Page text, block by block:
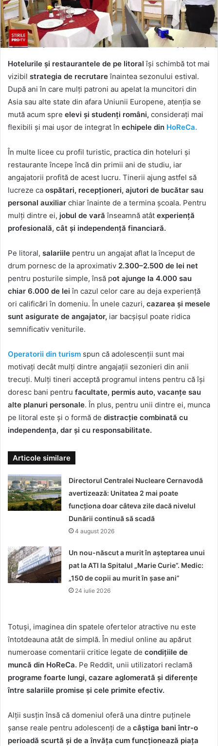
Hotelurile și restaurantele de pe litoral își schimbă tot mai
vizibil strategia de recrutareînaintea sezonului estival.
După ani în care mulți patroni au apelat la muncitori din
Asia sau alte state din afara Uniunii Europene, atenția se
mută acum spre elevi și studenți români, considerați mai
flexibili și mai ușor de integrat în echipele din HoReCa.
În multe licee cu profil turistic, practica din hoteluri și
restaurante începe încă din primii ani de studiu, iar
angajatorii profită de acest lucru. Tinerii ajung astfel să
lucreze ca ospătari, recepționeri, ajutori de bucătar sau
personal auxiliar chiar înainte de a termina școala. Pentru
mulți dintre ei, jobul de vară înseamnă atât experiență
profesională, cât și independență financiară.
Pe litoral, salariile pentru un angajat aflat la început de
drum pornesc de la aproximativ 2.300–2.500 de lei net
pentru posturile simple, însă pot ajunge la 4.000 sau
chiar 6.000 de lei în cazul celor care au deja experiență
ori calificări în domeniu. În unele cazuri, cazarea și mesele
sunt asigurate de angajator, iar bacșișul poate ridica
semnificativ veniturile.
Operatorii din turism spun că adolescenții sunt mai
motivați decât mulți dintre angajații sezonieri din anii
trecuți. Mulți tineri acceptă programul intens pentru că își
doresc bani pentru facultate, permis auto, vacanțe sau
alte planuri personale. În plus, pentru unii dintre ei, munca
pe litoral este și o formă de distracție combinată cu
independența, dar și cu responsabilitate.
Articole similare
Directorul Centralei Nucleare Cernavodă
avertizează: Unitatea 2 mai poate
funcționa doar câteva zile dacă nivelul
Dunării continuă să scadă
4 august 2026
Un nou-născut a murit în așteptarea unui
pat la ATI la Spitalul „Marie Curie”. Medic:
„150 de copii au murit în șase ani”
24 iulie 2026
Totuși, imaginea din spatele ofertelor atractive nu este
întotdeauna atât de simplă. În mediul online au apărut
numeroase comentarii critice legate de condițiile de
muncă din HoReCa. Pe Reddit, unii utilizatori reclamă
programe foarte lungi, cazare aglomerată și diferențe
între salariile promise și cele primite efectiv.
Alții susțin însă că domeniul oferă una dintre puținele
șanse reale pentru adolescenți de a câștiga bani într-o
perioadă scurtă și de a învăța cum funcționează piața